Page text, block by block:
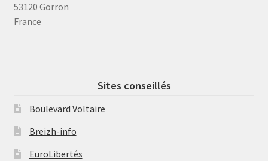
53120 Gorron
France
Sites conseillés
Boulevard Voltaire
Breizh-info
EuroLibertés